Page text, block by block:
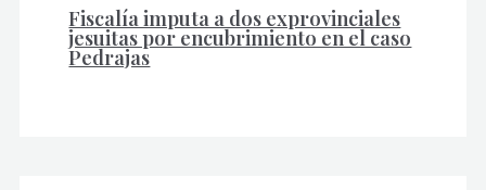
Fiscalía imputa a dos exprovinciales
jesuitas por encubrimiento en el caso
Pedrajas